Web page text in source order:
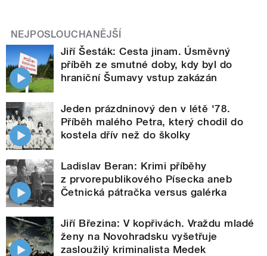
NEJPOSLOUCHANĚJŠÍ
Jiří Šesták: Cesta jinam. Úsměvný
příběh ze smutné doby, kdy byl do
hraniční Šumavy vstup zakázán
Jeden prázdninový den v létě '78.
Příběh malého Petra, který chodil do
kostela dřív než do školky
Ladislav Beran: Krimi příběhy
z prvorepublikového Písecka aneb
Četnická pátračka versus galérka
Jiří Březina: V kopřivách. Vraždu mladé
ženy na Novohradsku vyšetřuje
zasloužilý kriminalista Medek